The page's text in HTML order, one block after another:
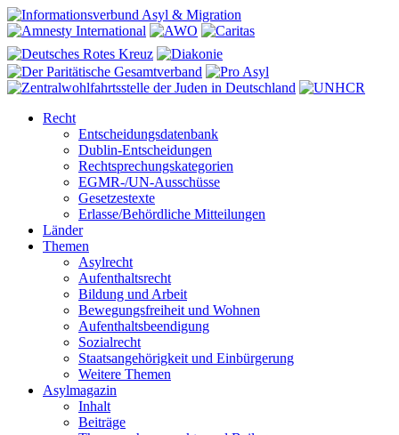
Recht
Entscheidungsdatenbank
Dublin-Entscheidungen
Rechtsprechungskategorien
EGMR-/UN-Ausschüsse
Gesetzestexte
Erlasse/Behördliche Mitteilungen
Länder
Themen
Asylrecht
Aufenthaltsrecht
Bildung und Arbeit
Bewegungsfreiheit und Wohnen
Aufenthaltsbeendigung
Sozialrecht
Staatsangehörigkeit und Einbürgerung
Weitere Themen
Asylmagazin
Inhalt
Beiträge